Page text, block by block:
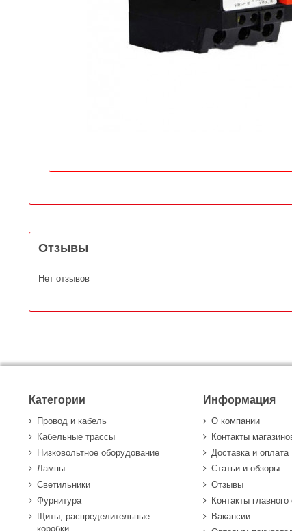
Отзывы
Нет отзывов
Категории
Провод и кабель
Кабельные трассы
Низковольтное оборудование
Лампы
Светильники
Фурнитура
Щиты, распределительные
коробки
Информация
О компании
Контакты
Доставка и оплата
Статьи и обзоры
Отзывы
Контакты
Вакансии